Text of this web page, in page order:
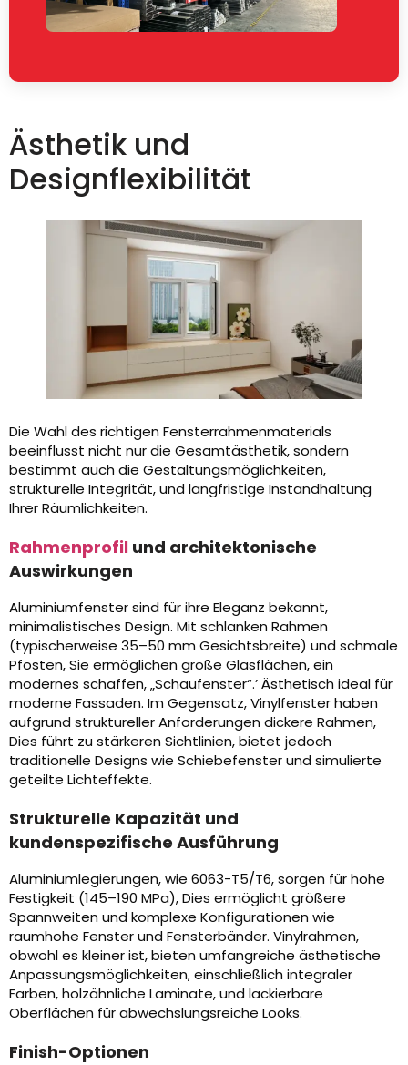
Ästhetik und
Designflexibilität
Die Wahl des richtigen Fensterrahmenmaterials
beeinflusst nicht nur die Gesamtästhetik, sondern
bestimmt auch die Gestaltungsmöglichkeiten,
strukturelle Integrität, und langfristige Instandhaltung
Ihrer Räumlichkeiten.
Rahmenprofil und architektonische
Auswirkungen
Aluminiumfenster sind für ihre Eleganz bekannt,
minimalistisches Design. Mit schlanken Rahmen
(typischerweise 35–50 mm Gesichtsbreite) und schmale
Pfosten, Sie ermöglichen große Glasflächen, ein
modernes schaffen, „Schaufenster“.’ Ästhetisch ideal für
moderne Fassaden. Im Gegensatz, Vinylfenster haben
aufgrund struktureller Anforderungen dickere Rahmen,
Dies führt zu stärkeren Sichtlinien, bietet jedoch
traditionelle Designs wie Schiebefenster und simulierte
geteilte Lichteffekte.
Strukturelle Kapazität und
kundenspezifische Ausführung
Aluminiumlegierungen, wie 6063-T5/T6, sorgen für hohe
Festigkeit (145–190 MPa), Dies ermöglicht größere
Spannweiten und komplexe Konfigurationen wie
raumhohe Fenster und Fensterbänder. Vinylrahmen,
obwohl es kleiner ist, bieten umfangreiche ästhetische
Anpassungsmöglichkeiten, einschließlich integraler
Farben, holzähnliche Laminate, und lackierbare
Oberflächen für abwechslungsreiche Looks.
Finish-Optionen